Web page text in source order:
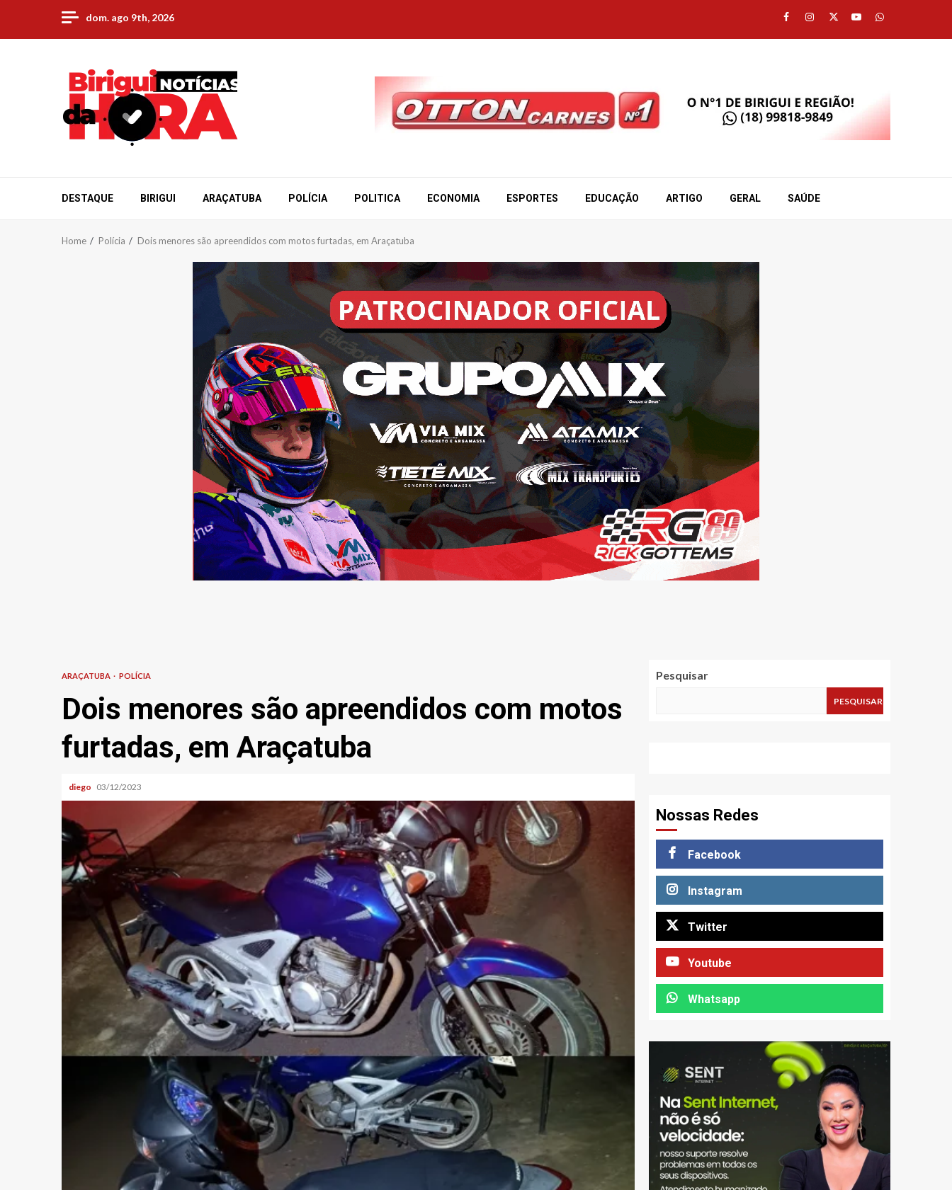
content
dom. ago 9th, 2026 Facebook
Instagram
TwitterYoutubeWhatsapp
DESTAQUE BIRIGUI ARAÇATUBA POLÍCIA POLITICA ECONOMIA ESPORTES EDUCAÇÃO ARTIGO GERAL SAÚDE
Home Polícia Dois menores são apreendidos com motos furtadas, em Araçatuba
ARAÇATUBA POLÍCIA
Dois menores são apreendidos com motos
furtadas, em Araçatuba
diego 03/12/2023
Pesquisar
PESQUISAR
Nossas Redes
Facebook
Instagram
Twitter
Youtube
Whatsapp